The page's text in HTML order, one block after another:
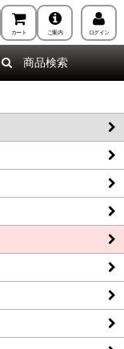
カート ご案内 ログイン
商品検索